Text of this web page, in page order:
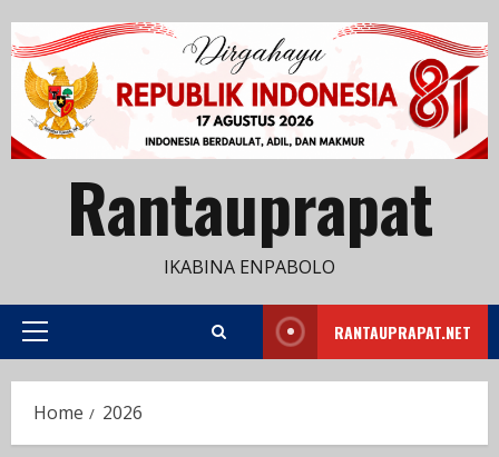
to
content
Rantauprapat
IKABINA ENPABOLO
Primary
RANTAUPRAPAT.NET
Home 2026